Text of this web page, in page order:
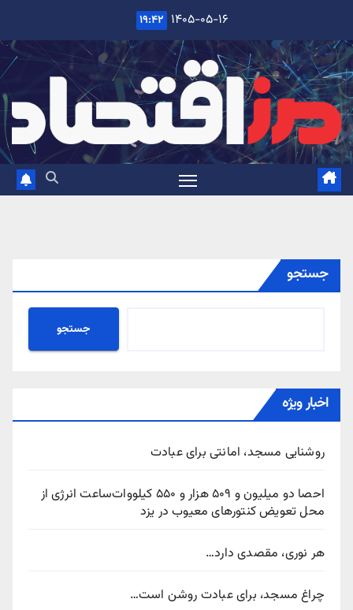
content
۱۴۰۵-۰۵-۱۶ ۱۹:۴۲
جستجو
جستجو
اخبار ویژه
روشنایی مسجد، امانتی برای عبادت
احصا دو میلیون و ۵۰۹ هزار و ۵۵۰ کیلووات‌ساعت انرژی از
محل تعویض کنتورهای معیوب در یزد
هر نوری، مقصدی دارد…
چراغ مسجد، برای عبادت روشن است…